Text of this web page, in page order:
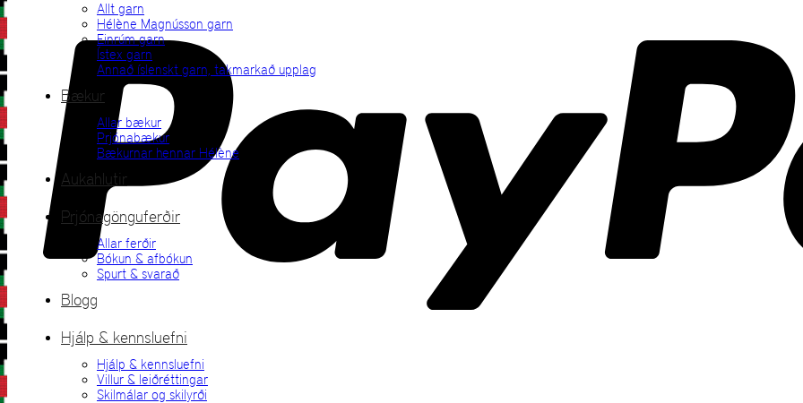
Allt garn
Hélène Magnússon garn
Einrúm garn
Ístex garn
Annað íslenskt garn, takmarkað upplag
Bækur
Allar bækur
Prjónabækur
Bækurnar hennar Hélène
Aukahlutir
Prjónagönguferðir
Allar ferðir
Bókun & afbókun
Spurt & svarað
Blogg
Hjálp & kennsluefni
Hjálp & kennsluefni
Villur & leiðréttingar
Skilmálar og skilyrði